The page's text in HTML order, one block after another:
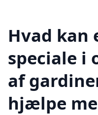
Hvad kan
speciale i
af
hjælpe